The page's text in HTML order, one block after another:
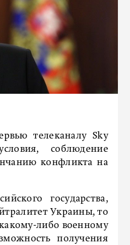
телеканалу Sky
соблюдение
конфликта на
государства,
Украины, то
либо военному
получения